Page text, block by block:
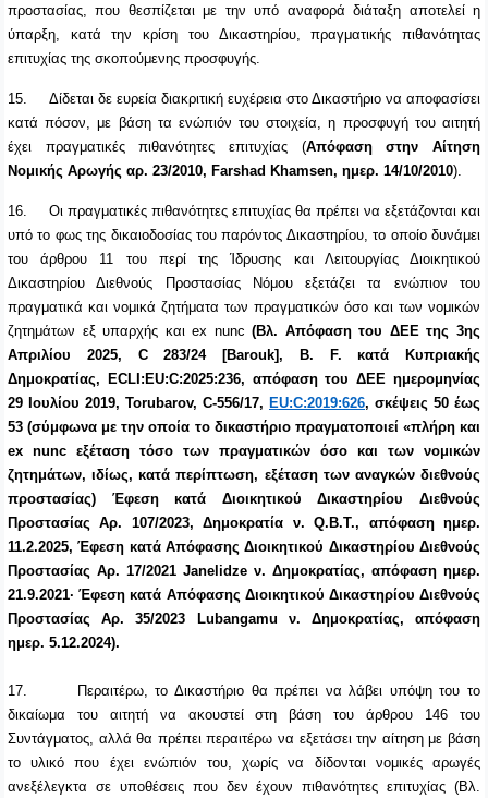
προστασίας, που θεσπίζεται με την υπό αναφορά διάταξη αποτελεί η
ύπαρξη, κατά την κρίση του Δικαστηρίου, πραγματικής πιθανότητας
επιτυχίας της σκοπούμενης προσφυγής.
15.
Δίδεται δε ευρεία διακριτική ευχέρεια στο Δικαστήριο να αποφασίσει
κατά πόσον, με βάση τα ενώπιόν του στοιχεία, η προσφυγή του αιτητή
έχει πραγματικές πιθανότητες επιτυχίας (Απόφαση στην Αίτηση
Νομικής Αρωγής αρ. 23/2010, Farshad Khamsen, ημερ. 14/10/2010).
16.
Οι πραγματικές πιθανότητες επιτυχίας θα πρέπει να εξετάζονται και
υπό το φως της δικαιοδοσίας του παρόντος Δικαστηρίου, το οποίο δυνάμει
του άρθρου 11 του περί της Ίδρυσης και Λειτουργίας Διοικητικού
Δικαστηρίου Διεθνούς Προστασίας Νόμου εξετάζει τα ενώπιον του
πραγματικά και νομικά ζητήματα των πραγματικών όσο και των νομικών
ζητημάτων εξ υπαρχής και ex nunc (Βλ. Aπόφαση του ΔΕΕ της 3ης
Απριλίου 2025, C 283/24 [Barouk], B. F. κατά Κυπριακής
Δημοκρατίας, ECLI:EU:C:2025:236, απόφαση του ΔΕΕ ημερομηνίας
29 Ιουλίου 2019, Torubarov, C-556/17, EU:C:2019:626, σκέψεις 50 έως
53 (σύμφωνα με την οποία το δικαστήριο πραγματοποιεί «πλήρη και
ex nunc εξέταση τόσο των πραγματικών όσο και των νομικών
ζητημάτων, ιδίως, κατά περίπτωση, εξέταση των αναγκών διεθνούς
προστασίας) Έφεση κατά Διοικητικού Δικαστηρίου Διεθνούς
Προστασίας Aρ. 107/2023, Δημοκρατία ν. Q.B.T., απόφαση ημερ.
11.2.2025, Έφεση κατά Απόφασης Διοικητικού Δικαστηρίου Διεθνούς
Προστασίας Αρ. 17/2021 Janelidze ν. Δημοκρατίας, απόφαση ημερ.
21.9.2021· Έφεση κατά Απόφασης Διοικητικού Δικαστηρίου Διεθνούς
Προστασίας Αρ. 35/2023 Lubangamu ν. Δημοκρατίας, απόφαση
ημερ. 5.12.2024).
17.
Περαιτέρω, το Δικαστήριο θα πρέπει να λάβει υπόψη του το
δικαίωμα του αιτητή να ακουστεί στη βάση του άρθρου 146 του
Συντάγματος, αλλά θα πρέπει περαιτέρω να εξετάσει την αίτηση με βάση
το υλικό που έχει ενώπιόν του, χωρίς να δίδονται νομικές αρωγές
ανεξέλεγκτα σε υποθέσεις που δεν έχουν πιθανότητες επιτυχίας (Βλ.